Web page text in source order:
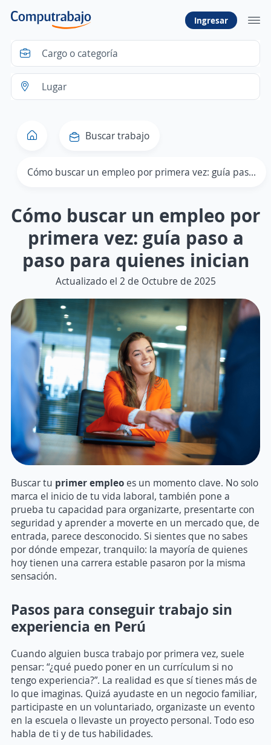
Ingresar
Buscar trabajo
Cómo buscar un empleo por primera vez: guía paso a paso para quienes inician
Cómo buscar un empleo por
primera vez: guía paso a
paso para quienes inician
Actualizado el 2 de Octubre de 2025
Buscar tu primer empleo es un momento clave. No solo
marca el inicio de tu vida laboral, también pone a
prueba tu capacidad para organizarte, presentarte con
seguridad y aprender a moverte en un mercado que, de
entrada, parece desconocido. Si sientes que no sabes
por dónde empezar, tranquilo: la mayoría de quienes
hoy tienen una carrera estable pasaron por la misma
sensación.
Pasos para conseguir trabajo sin
experiencia en Perú
Cuando alguien busca trabajo por primera vez, suele
pensar: “¿qué puedo poner en un currículum si no
tengo experiencia?”. La realidad es que sí tienes más de
lo que imaginas. Quizá ayudaste en un negocio familiar,
participaste en un voluntariado, organizaste un evento
en la escuela o llevaste un proyecto personal. Todo eso
habla de ti y de tus habilidades.